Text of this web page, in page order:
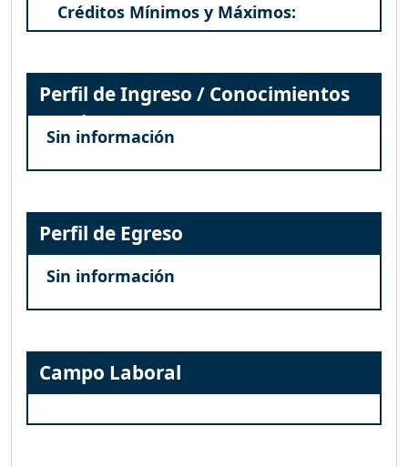
Créditos Mínimos y Máximos:
Perfil de Ingreso / Conocimientos
Previos
Sin información
Perfil de Egreso
Sin información
Campo Laboral